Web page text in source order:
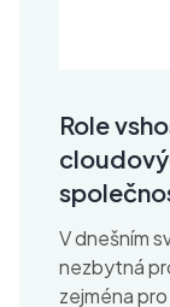
Role
V dnešním
nezbytná
zejména